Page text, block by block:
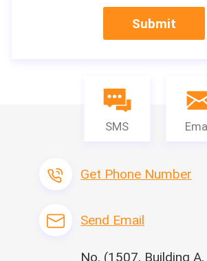
di esperienza: Sotto la montagna
Missione: Fornisca un servizio ai nostri
Descrizione di prodotto
Gruppo della gru di Tavol, come un
ior parte di prodotto affidabili e del
Submit
SMS
Get Phone Number
Send Email
No. (1507, Building